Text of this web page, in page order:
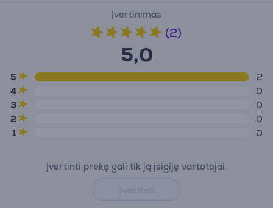
Įvertinimas
(2)
5,0
5
2
4
0
3
0
2
0
1
0
Įvertinti prekę gali tik ją įsigiję vartotojai.